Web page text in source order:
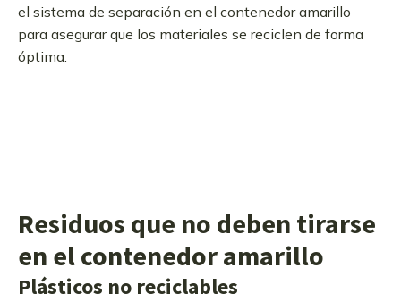
el sistema de separación en el contenedor amarillo
para asegurar que los materiales se reciclen de forma
óptima.
Residuos que no deben tirarse
en el contenedor amarillo
Plásticos no reciclables